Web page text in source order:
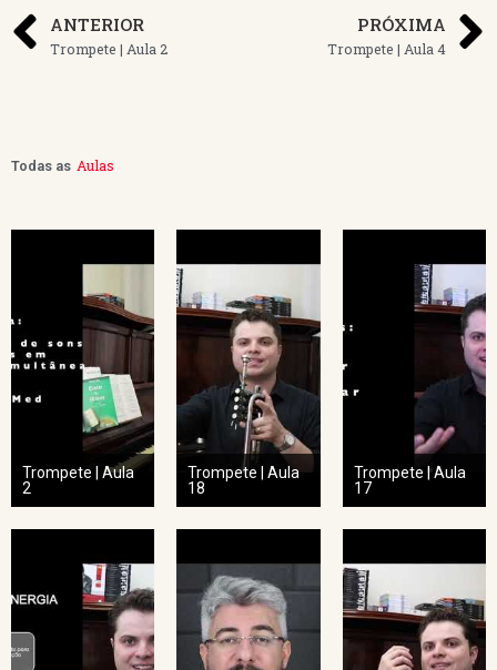
ANTERIOR
Trompete | Aula 2
PRÓXIMA
Trompete | Aula 4
Todas as Aulas
Trompete | Aula
2
Trompete | Aula
18
Trompete | Aula
17